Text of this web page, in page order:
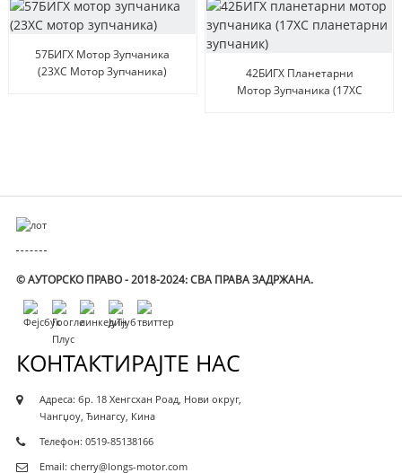
57БИГХ Мотор Зупчаника
(23ХС Мотор Зупчаника)
42БИГХ Планетарни
Мотор Зупчаника (17ХС
© АУТОРСКО ПРАВО - 2018-2024: СВА ПРАВА ЗАДРЖАНА.
КОНТАКТИРАЈТЕ НАС
Адреса: бр. 18 Хенгсхан Роад, Нови округ,
Чангџоу, Ђинагсу, Кина
Телефон: 0519-85138166
Email: cherry@longs-motor.com